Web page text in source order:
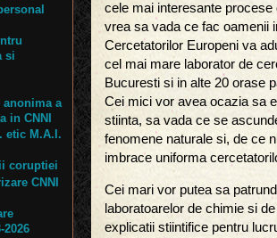
cele mai interesante
vrea sa vada ce fac oamenii
Cercetatorilor Europeni va
cel mai mare laborator de
Bucuresti si in alte 20 orase
Cei mici vor avea ocazia sa
stiinta, sa vada ce se
fenomene naturale si, de ce
imbrace uniforma
Cei mari vor putea sa
laboratoarelor de chimie si
explicatii stiintifice pentru
si
anonima a
in CNNI
etic M.A.I.
coruptiei
CNNI
2026